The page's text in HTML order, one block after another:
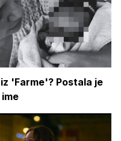
'Farme'? Postala je